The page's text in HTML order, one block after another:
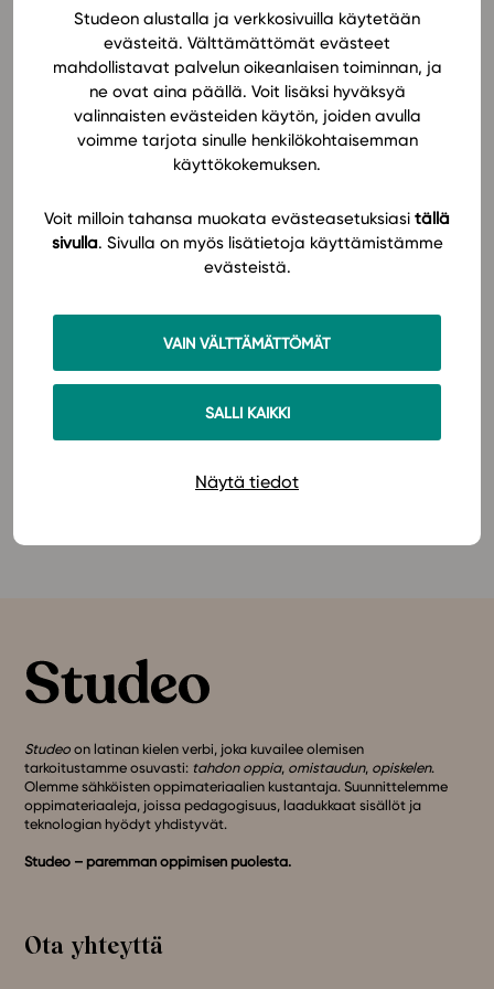
Studeon alustalla ja verkkosivuilla käytetään
evästeitä. Välttämättömät evästeet
mahdollistavat palvelun oikeanlaisen toiminnan, ja
ne ovat aina päällä. Voit lisäksi hyväksyä
valinnaisten evästeiden käytön, joiden avulla
voimme tarjota sinulle henkilökohtaisemman
käyttökokemuksen.
Voit milloin tahansa muokata evästeasetuksiasi tällä
sivulla. Sivulla on myös lisätietoja käyttämistämme
evästeistä.
VAIN VÄLTTÄMÄTTÖMÄT
SALLI KAIKKI
Näytä tiedot
ottaen huomioon myös niihin liittyviä
turvallisuusnäkökohtia esimerkiksi liikenteessä ja
urheilussa. Animoidut ja selkeästi havainnollistetut
esimerkit innostavat opiskeluun.
Materiaalissa hyödynnetään monipuolisesti tieto- ja
viestintäteknologiaa. FY4 sisältää ohjeita omien
mittaustuloksia ja videomateriaaleja kokeellisista
mittauksista.
Oppimateriaalin runsaat tehtävät tukevat käsitteiden
ymmärtämistä ja harjaannuttavat mittaustulosten
analysointiin ja tulkintaan sekä graafisten esitysten
laadintaan. Kattavat ohjelmisto-ohjeet tukevat
fysiikan opiskelua ja antavat hyvän tuen esimerkiksi
voimakuvioiden piirtämiseen.Lue lisää!
Studeo on latinan kielen verbi, joka kuvailee olemisen
tarkoitustamme osuvasti: tahdon oppia, omistaudun, opiskelen.
Olemme sähköisten oppimateriaalien kustantaja. Suunnittelemme
oppimateriaaleja, joissa pedagogisuus, laadukkaat sisällöt ja
teknologian hyödyt yhdistyvät.
Studeo – paremman oppimisen puolesta.
Ota yhteyttä